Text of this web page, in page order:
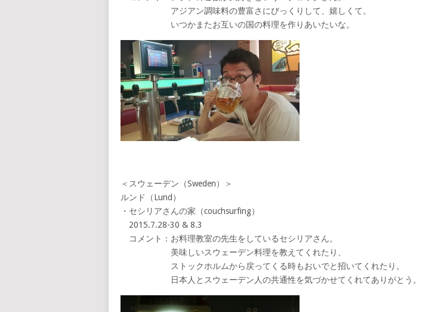
アジアン調味料の豊富さにびっくりして、嬉しくて。
いつかまたお互いの国の料理を作りあいたいな。
＜スウェーデン（Sweden）＞
ルンド（Lund）
・セシリアさんの家（couchsurfing）
2015.7.28-30 & 8.3
コメント：お料理教室の先生をしているセシリアさん。
美味しいスウェーデン料理を教えてくれたり、
ストックホルムから戻ってくる時もおいでと招いてくれたり。
日本人とスウェーデン人の共通性を気づかせてくれてありがとう。